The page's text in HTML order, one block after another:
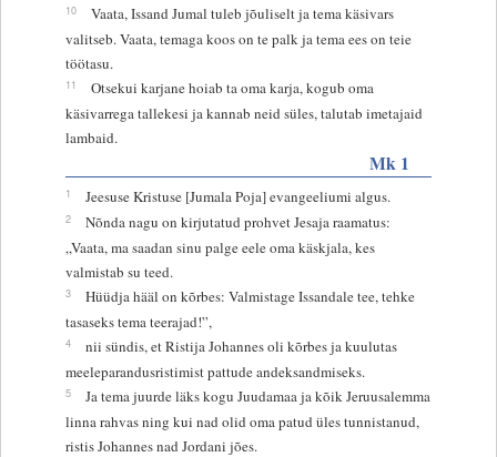
10
Vaata, Issand Jumal tuleb jõuliselt ja tema käsivars
valitseb. Vaata, temaga koos on te palk ja tema ees on teie
töötasu.
11
Otsekui karjane hoiab ta oma karja, kogub oma
käsivarrega tallekesi ja kannab neid süles, talutab imetajaid
lambaid.
Mk 1
1 Jeesuse Kristuse [Jumala Poja] evangeeliumi algus.
2
Nõnda nagu on kirjutatud prohvet Jesaja raamatus:
„Vaata, ma saadan sinu palge eele oma käskjala, kes
valmistab su teed.
3
Hüüdja hääl on kõrbes: Valmistage Issandale tee, tehke
tasaseks tema teerajad!”,
4
nii sündis, et Ristija Johannes oli kõrbes ja kuulutas
meeleparandusristimist pattude andeksandmiseks.
5
Ja tema juurde läks kogu Juudamaa ja kõik Jeruusalemma
linna rahvas ning kui nad olid oma patud üles tunnistanud,
ristis Johannes nad Jordani jões.